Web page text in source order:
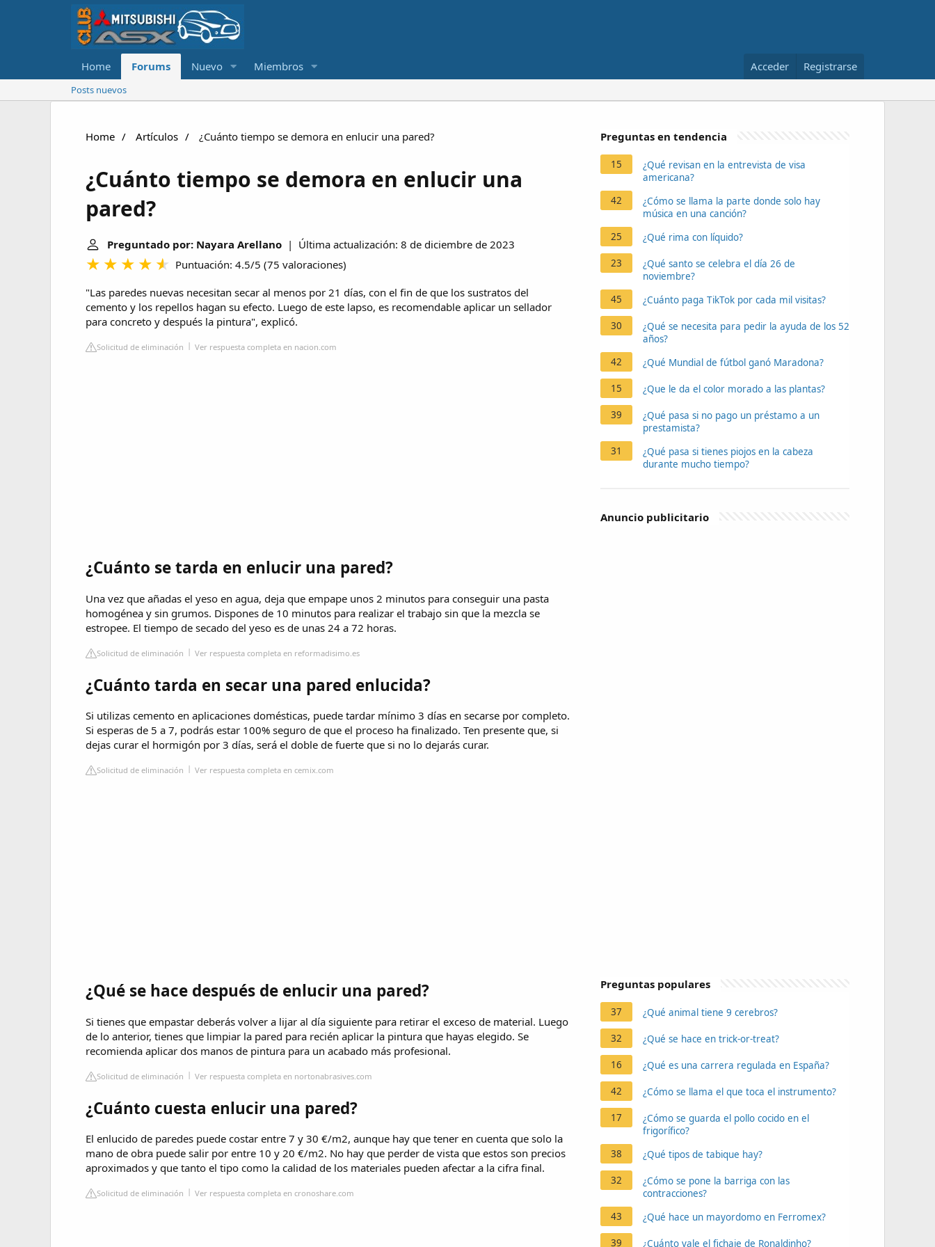
Home Forums Nuevo Miembros Acceder Registrarse
Posts nuevos
Home Artículos ¿Cuánto tiempo se demora en enlucir una pared?
¿Cuánto tiempo se demora en enlucir una
pared?
Preguntado por: Nayara Arellano | Última actualización: 8 de diciembre de 2023
Puntuación: 4.5/5 (75 valoraciones)
"Las paredes nuevas necesitan secar al menos por 21 días, con el fin de que los sustratos del
cemento y los repellos hagan su efecto. Luego de este lapso, es recomendable aplicar un sellador
para concreto y después la pintura", explicó.
Solicitud de eliminación Ver respuesta completa en nacion.com
¿Cuánto se tarda en enlucir una pared?
Una vez que añadas el yeso en agua, deja que empape unos 2 minutos para conseguir una pasta
homogénea y sin grumos. Dispones de 10 minutos para realizar el trabajo sin que la mezcla se
estropee. El tiempo de secado del yeso es de unas 24 a 72 horas.
Solicitud de eliminación Ver respuesta completa en reformadisimo.es
¿Cuánto tarda en secar una pared enlucida?
Si utilizas cemento en aplicaciones domésticas, puede tardar mínimo 3 días en secarse por completo.
Si esperas de 5 a 7, podrás estar 100% seguro de que el proceso ha finalizado. Ten presente que, si
dejas curar el hormigón por 3 días, será el doble de fuerte que si no lo dejarás curar.
Solicitud de eliminación Ver respuesta completa en cemix.com
¿Qué se hace después de enlucir una pared?
Si tienes que empastar deberás volver a lijar al día siguiente para retirar el exceso de material. Luego
de lo anterior, tienes que limpiar la pared para recién aplicar la pintura que hayas elegido. Se
recomienda aplicar dos manos de pintura para un acabado más profesional.
Solicitud de eliminación Ver respuesta completa en nortonabrasives.com
¿Cuánto cuesta enlucir una pared?
El enlucido de paredes puede costar entre 7 y 30 €/m2, aunque hay que tener en cuenta que solo la
mano de obra puede salir por entre 10 y 20 €/m2. No hay que perder de vista que estos son precios
aproximados y que tanto el tipo como la calidad de los materiales pueden afectar a la cifra final.
Solicitud de eliminación Ver respuesta completa en cronoshare.com
Preguntas en tendencia
15
¿Qué revisan en la entrevista de visa
americana?
42
¿Cómo se llama la parte donde solo hay
música en una canción?
25
¿Qué rima con líquido?
23
¿Qué santo se celebra el día 26 de
noviembre?
45
¿Cuánto paga TikTok por cada mil visitas?
30
¿Qué se necesita para pedir la ayuda de los 52
años?
42
¿Qué Mundial de fútbol ganó Maradona?
15 ¿Que le da el color morado a las plantas?
39
¿Qué pasa si no pago un préstamo a un
prestamista?
31
¿Qué pasa si tienes piojos en la cabeza
durante mucho tiempo?
Anuncio publicitario
Preguntas populares
37 ¿Qué animal tiene 9 cerebros?
32 ¿Qué se hace en trick-or-treat?
16 ¿Qué es una carrera regulada en España?
42 ¿Cómo se llama el que toca el instrumento?
17
¿Cómo se guarda el pollo cocido en el
frigorífico?
38
¿Qué tipos de tabique hay?
32
¿Cómo se pone la barriga con las
contracciones?
43
¿Qué hace un mayordomo en Ferromex?
39 ¿Cuánto vale el fichaje de Ronaldinho?